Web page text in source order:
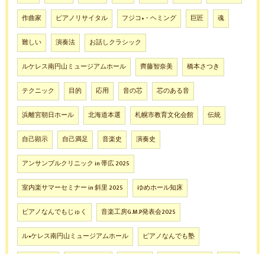
作曲家 ピアノリサイタル フジコ•・ヘミング 巨匠 魂
難しい 演奏法 お話しクラシック
ルケレス南円山ミュージアムホール 齊藤智奈美 橋本さつき
テクニック 目的 応用 音の芯 芯のある音
浜離宮朝日ホール 北海道本選 札幌市教育文化会館 伝統
自己顕示 自己満足 音楽史 演奏史
アンサンブルクリニック in 帯広 2025
室内楽サマーセミナー in 斜里 2025 ゆめホール知床
ピアノなんでもじゅく 音楽工房G.M.P発表会2025
ル•ケレス南円山ミュージアムホール ピアノなんでも塾